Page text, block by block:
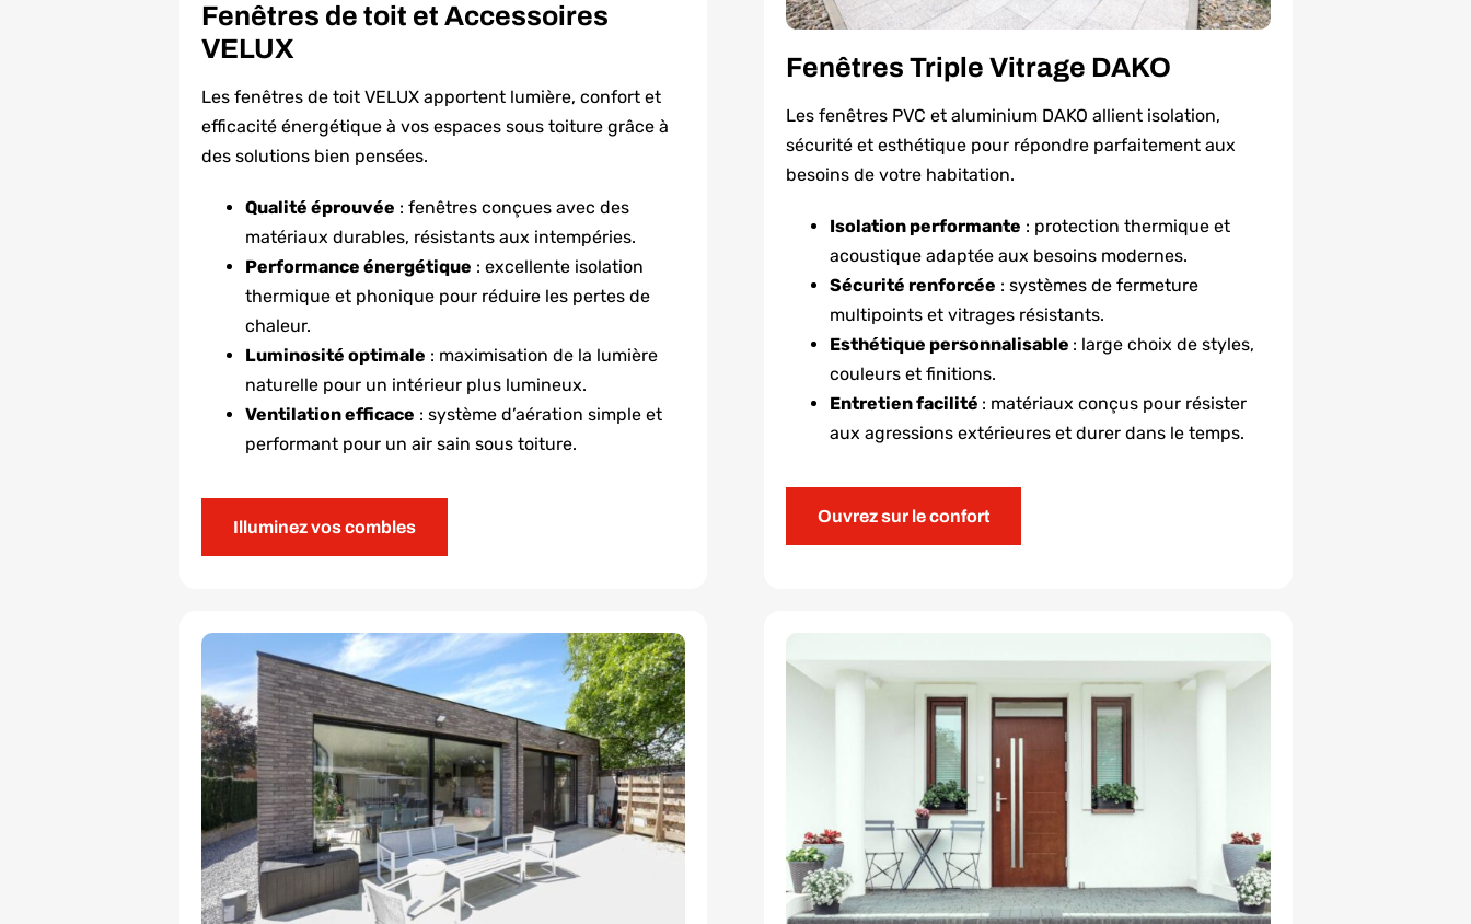
Fenêtres de toit et Accessoires
VELUX
Les fenêtres de toit VELUX apportent lumière, confort et
efficacité énergétique à vos espaces sous toiture grâce à
des solutions bien pensées.
Qualité éprouvée : fenêtres conçues avec des
matériaux durables, résistants aux intempéries.
Performance énergétique : excellente isolation
thermique et phonique pour réduire les pertes de
chaleur.
Luminosité optimale : maximisation de la lumière
naturelle pour un intérieur plus lumineux.
Ventilation efficace : système d’aération simple et
performant pour un air sain sous toiture.
Illuminez vos combles
Fenêtres Triple Vitrage DAKO
Les fenêtres PVC et aluminium DAKO allient isolation,
sécurité et esthétique pour répondre parfaitement aux
besoins de votre habitation.
Isolation performante : protection thermique et
acoustique adaptée aux besoins modernes.
Sécurité renforcée : systèmes de fermeture
multipoints et vitrages résistants.
Esthétique personnalisable : large choix de styles,
couleurs et finitions.
Entretien facilité : matériaux conçus pour résister
aux agressions extérieures et durer dans le temps.
Ouvrez sur le confort